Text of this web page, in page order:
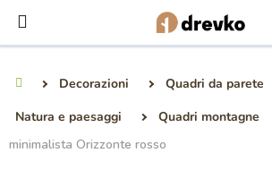
contenuto
Decorazioni
Quadri da parete
Natura e paesaggi
Quadri montagne
minimalista Orizzonte rosso